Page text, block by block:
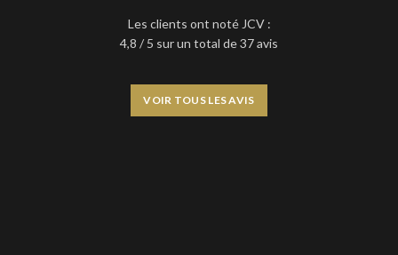
Les clients ont noté JCV :
4,8 / 5 sur un total de 37 avis
VOIR TOUS LES AVIS